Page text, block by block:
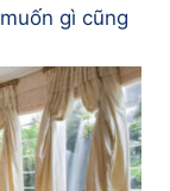
gì cũng